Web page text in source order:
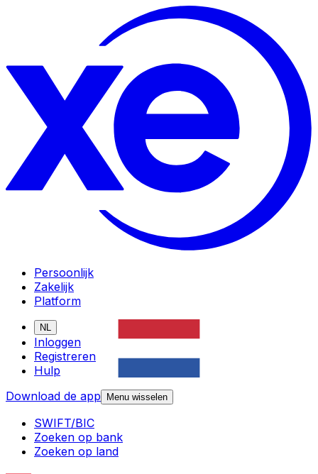
Persoonlijk
Zakelijk
Platform
NL
Inloggen
Registreren
Hulp
Download de app
Menu wisselen
SWIFT/BIC
Zoeken op bank
Zoeken op land